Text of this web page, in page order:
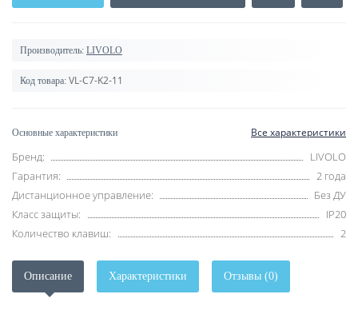
Производитель: LIVOLO
Код товара: VL-C7-K2-11
Основные характеристики Все характеристики
Бренд:
LIVOLO
Гарантия:
2 года
Дистанционное управление:
Без ДУ
Класс защиты:
IP20
Количество клавиш:
2
Описание Характеристики Отзывы (0)